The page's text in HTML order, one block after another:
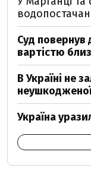
Суд
вартістю
В Україні не
Україна